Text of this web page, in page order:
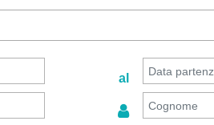
al